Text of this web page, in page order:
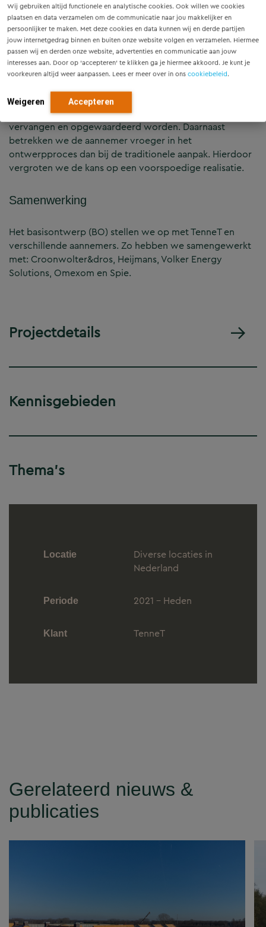
Wij gebruiken altijd functionele en analytische cookies. Ook willen we cookies
plaatsen en data verzamelen om de communicatie naar jou makkelijker en
persoonlijker te maken. Met deze cookies en data kunnen wij en derde partijen
jouw internetgedrag binnen en buiten onze website volgen en verzamelen. Hiermee
passen wij en derden onze website, advertenties en communicatie aan jouw
interesses aan. Door op ‘accepteren’ te klikken ga je hiermee akkoord. Je kunt je
voorkeuren altijd weer aanpassen. Lees er meer over in ons cookiebeleid.
Weigeren Accepteren
toegepast, te weten in Breda, Maarheeze, Veenendaal en
Alblasserdam.
Korte doorlooptijd
doorlooptijd van de projecten korter dan gebruikelijk.
Hierdoor kunnen er sneller en meer stations worden
vervangen en opgewaardeerd worden. Daarnaast
betrekken we de aannemer vroeger in het
ontwerpproces dan bij de traditionele aanpak. Hierdoor
vergroten we de kans op een voorspoedige realisatie.
Samenwerking
Het basisontwerp (BO) stellen we op met TenneT en
verschillende aannemers. Zo hebben we samengewerkt
met: Croonwolter&dros, Heijmans, Volker Energy
Solutions, Omexom en Spie.
Projectdetails
Kennisgebieden
Thema's
Locatie
Diverse locaties in
Nederland
Periode 2021 - Heden
Klant TenneT
Gerelateerd nieuws &
publicaties